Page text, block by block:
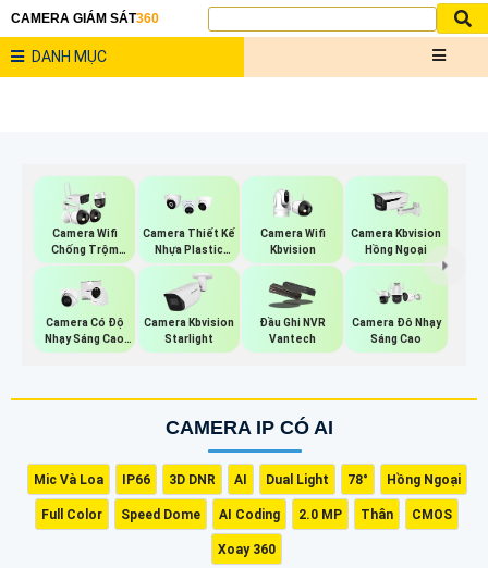
CAMERA GIÁM SÁT360
DANH MỤC
Camera Wifi
Chống Trộm
Kbvision
Camera Thiết Kế
Nhựa Plastic
Kbvision
Camera Wifi
Kbvision
Camera Kbvision
Hồng Ngoại
Camera Có Độ
Nhạy Sáng Cao
Kbvision
Camera Kbvision
Starlight
Đầu Ghi NVR
Vantech
Camera Đô Nhạy
Sáng Cao
CAMERA IP CÓ AI
Mic Và Loa IP66 3D DNR AI Dual Light 78° Hồng Ngoại
Full Color Speed Dome AI Coding 2.0 MP Thân CMOS
Xoay 360